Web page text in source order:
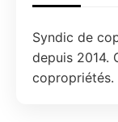
Syndic de
depuis 2014.
copropriétés.